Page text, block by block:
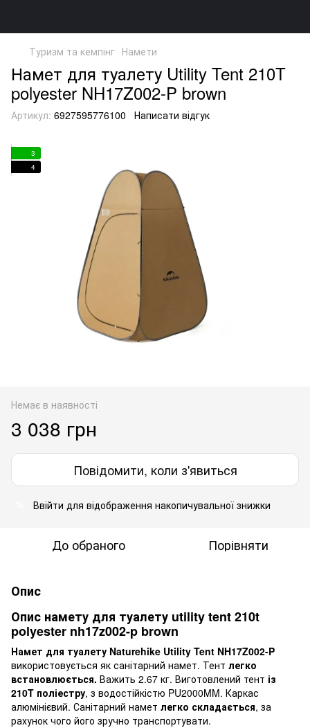
Туризм та кемпінг Намети
Намет для туалету Utility Tent 210T
polyester NH17Z002-P brown
Артикул: 6927595776100 Написати відгук
3
4
Немає в наявності
3 038 грн
Повідомити, коли з'явиться
Ввійти для відображення накопичувальної знижки
До обраного Порівняти
Опис
Опис намету для туалету utility tent 210t
polyester nh17z002-p brown
Намет для туалету Naturehike Utility Tent NH17Z002-P
використовується як санітарний намет. Тент легко
встановлюється. Важить 2.67 кг. Виготовлений тент із
210T поліестру, з водостійкістю PU2000MM. Каркас
алюмінієвий. Санітарний намет легко складається, за
рахунок чого його зручно транспортувати.